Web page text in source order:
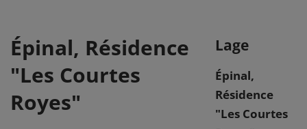
Épinal, Résidence
"Les Courtes
Royes"
Lage
Épinal,
Résidence
"Les Courtes